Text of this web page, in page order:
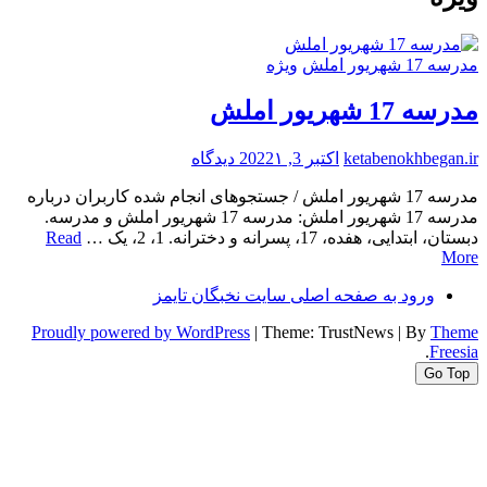
مدرسه 17 شهریور املش ویژه
مدرسه 17 شهریور املش
ketabenokhbegan.ir اکتبر 3, 2022 ۱ دیدگاه
17
شهریور
املش
مدرسه 17 شهریور املش / جستجوهای انجام شده کاربران درباره
مدرسه 17 شهریور املش: مدرسه 17 شهریور املش و مدرسه.
دبستان، ابتدایی، هفده، 17، پسرانه و دخترانه. 1، 2، یک …
Read
More
ورود به صفحه اصلی سایت نخبگان تایمز
Proudly powered by WordPress | Theme: TrustNews | By Theme
Freesia
.
Go Top